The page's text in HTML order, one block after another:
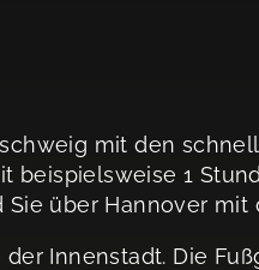
mit den
beispielsweise 1
über Hannover
Innenstadt. Die